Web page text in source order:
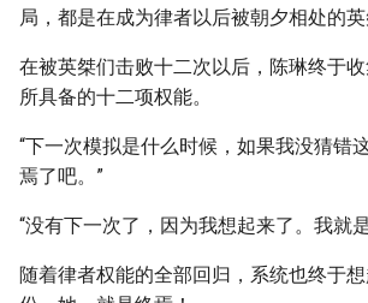
局，都是在成为律者以后被朝夕相处的英
在被英桀们击败十二次以后，陈琳终于
所具备的十二项权能。
“下一次模拟是什么时候，如果我没猜错
焉了吧。”
“没有下一次了，因为我想起来了。我就
随着律者权能的全部回归，系统也终于